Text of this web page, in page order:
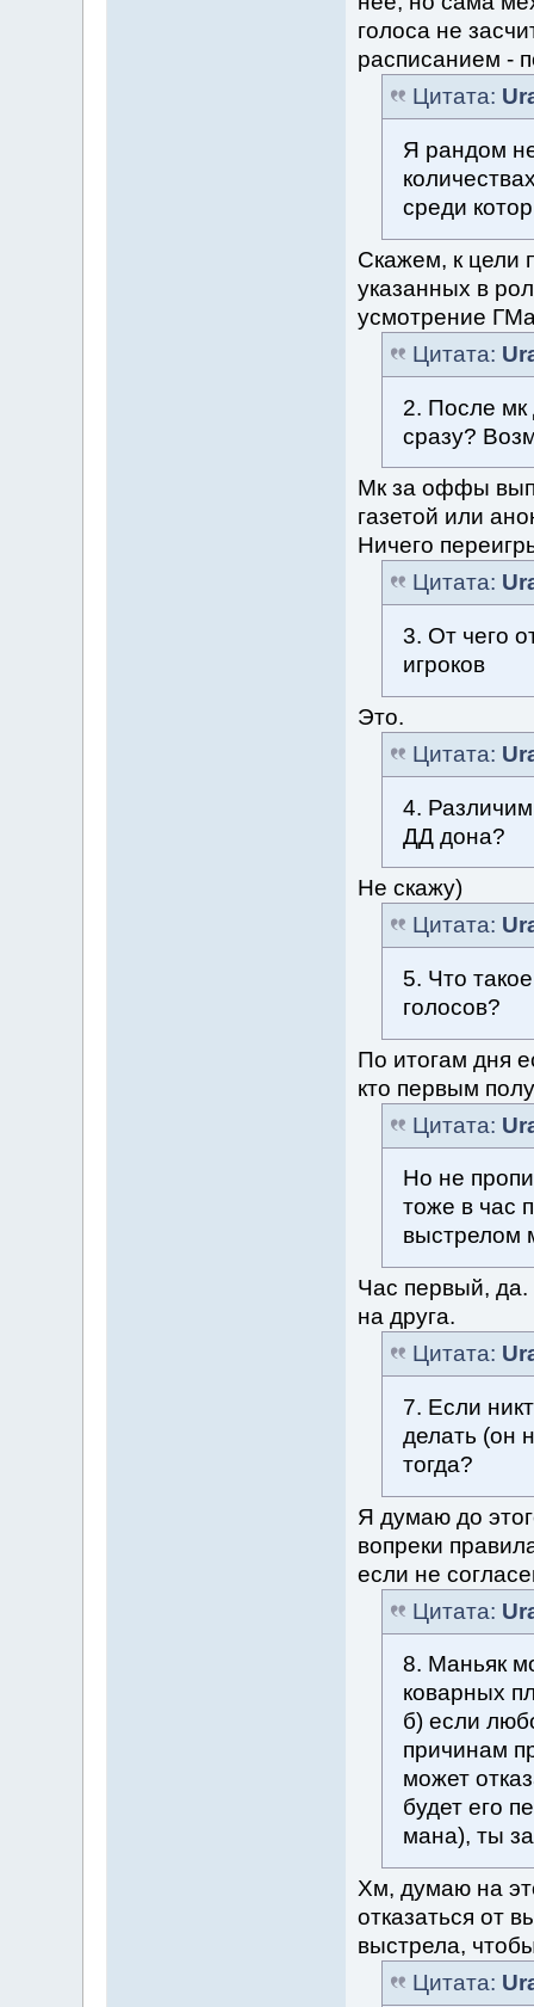
голоса не
расписанием -
Цитата:
Я рандом
среди
Скажем, к цели
указанных в
усмотрение
Цитата:
2. После мк
сразу?
Мк за оффы
газетой или
Ничего
Цитата:
3. От чего
игроков
Это.
Цитата:
4.
ДД дона?
Не скажу)
Цитата:
5. Что
голосов?
По итогам дня
кто первым
Цитата:
Но не
тоже в час
выстрелом
Час первый, да.
на друга.
Цитата:
7. Если
делать (он
тогда?
Я думаю до
вопреки
если не
Цитата:
8. Маньяк
коварных
б) если
причинам
может
будет его
мана), ты
Хм, думаю на
отказаться от
выстрела,
Цитата: